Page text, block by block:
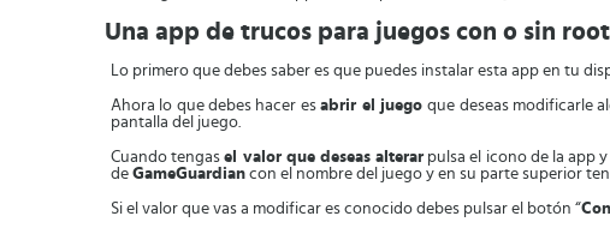
Una app de trucos para juegos con o sin root
Lo primero que debes saber es que puedes instalar esta app en tu
Ahora lo que debes hacer esabrir el juegoque deseas modificarle
pantalla del juego.
Cuando tengasel valor que deseas alterar pulsa el icono de la app
de GameGuardian con el nombre del juego y en su parte superior
Si el valor que vas a modificar es conocido debes pulsar el botón “